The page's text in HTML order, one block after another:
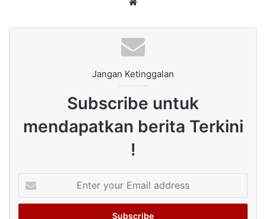
Jangan Ketinggalan
Subscribe untuk
mendapatkan berita Terkini
!
your
Email